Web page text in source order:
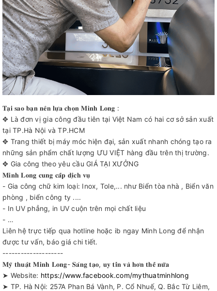
𝐓𝐚̣𝐢 𝐬𝐚𝐨 𝐛𝐚̣𝐧 𝐧𝐞̂𝐧 𝐥𝐮̛̣𝐚 𝐜𝐡𝐨̣𝐧 𝐌𝐢𝐧𝐡 𝐋𝐨𝐧𝐠 :
✥ Là đơn vị gia công đầu tiên tại Việt Nam có hai cơ sở sản xuất
tại TP.Hà Nội và TP.HCM
✥ Trang thiết bị máy móc hiện đại, sản xuất nhanh chóng tạo ra
những sản phẩm chất lượng ƯU VIỆT hàng đầu trên thị trường.
✥ Gia công theo yêu cầu GIÁ TẠI XƯỞNG
𝐌𝐢𝐧𝐡 𝐋𝐨𝐧𝐠 𝐜𝐮𝐧𝐠 𝐜𝐚̂́𝐩 𝐝𝐢̣𝐜𝐡 𝐯𝐮̣
- Gia công chữ kim loại: Inox, Tole,... như Biển tòa nhà , Biển văn
phòng , biển công ty ....
- In UV phẳng, in UV cuộn trên mọi chất liệu
- …
Liên hệ trực tiếp qua hotline hoặc ib ngay Minh Long để nhận
được tư vấn, báo giá chi tiết.
--------------------
𝐌𝐲̃ 𝐭𝐡𝐮𝐚̣̂𝐭 𝐌𝐢𝐧𝐡 𝐋𝐨𝐧𝐠- 𝐒𝐚́𝐧𝐠 𝐭𝐚̣𝐨, 𝐮𝐲 𝐭𝐢́𝐧 𝐯𝐚̀ 𝐡𝐨̛𝐧 𝐭𝐡𝐞̂́ 𝐧𝐮̛̃𝐚
➤ Website: https://www.facebook.com/mythuatminhlong
➤ TP. Hà Nội: 257A Phan Bá Vành, P. Cổ Nhuế, Q. Bắc Từ Liêm,